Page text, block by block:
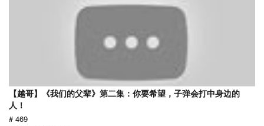
【越哥】《我们的父辈》第二集：你要希望，子弹会打中身边的
人！
# 469